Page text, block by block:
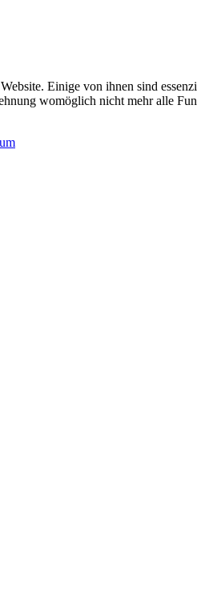
Einige von ihnen sind
womöglich nicht mehr alle